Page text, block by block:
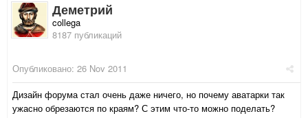
Деметрий
collega
8187 публикаций
Опубликовано: 26 Nov 2011
Дизайн форума стал очень даже ничего, но почему аватарки так
ужасно обрезаются по краям? С этим что-то можно поделать?